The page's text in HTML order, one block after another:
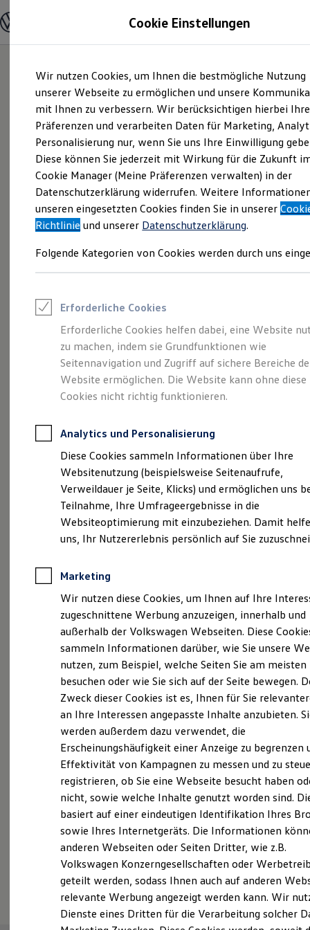
Hauptinhalt
springen
Footer
springen
Modelle und Konfigurator
Modelle vergleichen
Elektroautos
ENERGY Sondermodelle
Nutzfahrzeuge
SUV und CUV
Familienautos
Kombis
Kompaktwagen
Sportwagen
Schnell verfügbare Fahrzeuge
Angebote und Produkte
Aktuelle Angebote
E-Auto-Förderung
Volkswagen Marktplatz
Junge Gebrauchtwagen und Gebrauchtwagen
Saisonangebote
Leasing
Leasing-Angebote
Gebrauchtwagen Leasing
Junge Gebrauchtwagen-Leasing
Elektroauto Leasing
Kleinwagen-Leasing
Leasing ohne Anzahlung
Autokredit mit Schlussrate
Versicherungen und Garantien
Kfz-Versicherung
Restschuldversicherungen
Garantien
Wartungsverträge
Geschäftskunden
Professional Class bei Volkswagen
Großkunden
Behörden
Anpfiff zum Gewinn
Elektroautos
ID. Tutorials
Elektrofahrzeugkonzepte
Reichweite
Reichweite der ID. Modelle
Reichweite im Winter
Laden
Laden unterwegs
Laden Zuhause
Ladezeitensimulator
Batterie
Sicherheit
Garantie und Lebensdauer
Nachhaltigkeit
Technologie
Kosten und Kauf
Verbrauchskosten
Kaufoptionen
E-Auto-Förderung
Software und Konnektivität
Die ID. Software 6
ID. Software Versionen und Updates
Digitale Extras
Schnittstellen zu Ihrem ID.
Größer. Entspannter.
Reichweiter. Der ID.7.
Probefahrt vereinbaren
Fahrzeugangebot anfordern
Servicetermin buchen
Serviceanfrage stellen
Cookie Einstellungen
Wir nutzen Cookies, um Ihnen die bestmögliche Nutzung
unserer Webseite zu ermöglichen und unsere
mit Ihnen zu verbessern. Wir berücksichtigen hierbei Ihre
Präferenzen und verarbeiten Daten für Marketing,
Personalisierung nur, wenn Sie uns Ihre Einwilligung
Diese können Sie jederzeit mit Wirkung für die Zukunft
Cookie Manager (Meine Präferenzen verwalten) in der
Datenschutzerklärung widerrufen. Weitere
unseren eingesetzten Cookies finden Sie in unserer
Richtlinie und unserer Datenschutzerklärung.
Folgende Kategorien von Cookies werden durch uns
Erforderliche Cookies
Erforderliche Cookies helfen dabei, eine Website
zu machen, indem sie Grundfunktionen wie
Seitennavigation und Zugriff auf sichere Bereiche
Website ermöglichen. Die Website kann ohne diese
Cookies nicht richtig funktionieren.
Analytics und Personalisierung
Diese Cookies sammeln Informationen über Ihre
Websitenutzung (beispielsweise Seitenaufrufe,
Verweildauer je Seite, Klicks) und ermöglichen uns
Teilnahme, Ihre Umfrageergebnisse in die
Websiteoptimierung mit einzubeziehen. Damit
uns, Ihr Nutzererlebnis persönlich auf Sie
Marketing
Wir nutzen diese Cookies, um Ihnen auf Ihre
zugeschnittene Werbung anzuzeigen, innerhalb und
außerhalb der Volkswagen Webseiten. Diese
sammeln Informationen darüber, wie Sie unsere
nutzen, zum Beispiel, welche Seiten Sie am meisten
besuchen oder wie Sie sich auf der Seite bewegen.
Zweck dieser Cookies ist es, Ihnen für Sie
an Ihre Interessen angepasste Inhalte anzubieten.
werden außerdem dazu verwendet, die
Erscheinungshäufigkeit einer Anzeige zu begrenzen
Effektivität von Kampagnen zu messen und zu
registrieren, ob Sie eine Webseite besucht haben
nicht, sowie welche Inhalte genutzt worden sind.
basiert auf einer eindeutigen Identifikation Ihres
sowie Ihres Internetgeräts. Die Informationen
anderen Webseiten oder Seiten Dritter, wie z.B.
Volkswagen Konzerngesellschaften oder
geteilt werden, sodass Ihnen auch auf anderen
relevante Werbung angezeigt werden kann. Wir
Dienste eines Dritten für die Verarbeitung solcher